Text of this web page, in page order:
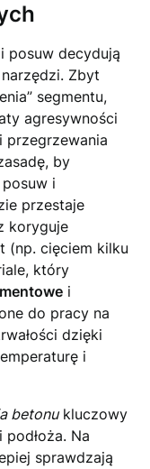
posuw decydują
Zbyt
segmentu,
agresywności
przegrzewania
by
i
przestaje
koryguje
(np. cięciem kilku
który
i
do pracy na
dzięki
i
betonukluczowy
Na
sprawdzają